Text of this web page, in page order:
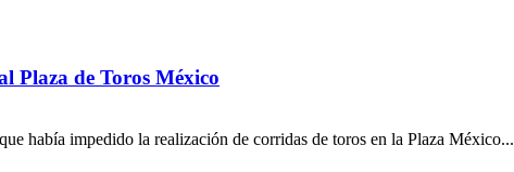
Plaza de Toros México
había impedido la realización de corridas de toros en la Plaza México...